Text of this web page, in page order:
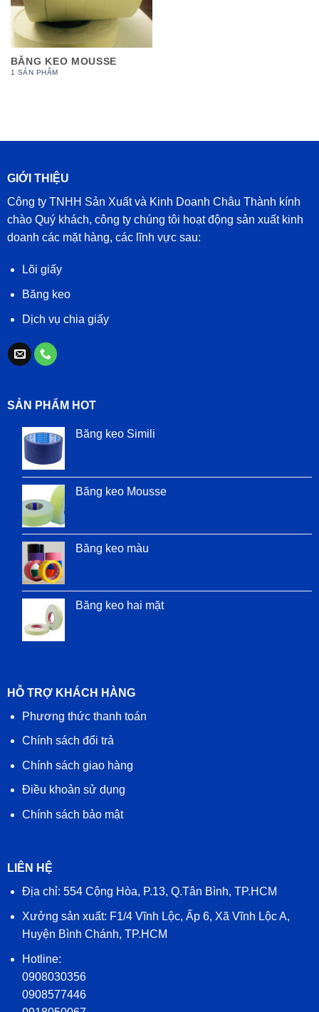
BĂNG KEO MOUSSE
1 SẢN PHẨM
GIỚI THIỆU
Công ty TNHH Sản Xuất và Kinh Doanh Châu Thành kính
chào Quý khách, công ty chúng tôi hoạt động sản xuất kinh
doanh các mặt hàng, các lĩnh vực sau:
Lõi giấy
Băng keo
Dịch vụ chia giấy
SẢN PHẨM HOT
Băng keo Simili
Băng keo Mousse
Băng keo màu
Băng keo hai mặt
HỖ TRỢ KHÁCH HÀNG
Phương thức thanh toán
Chính sách đổi trả
Chính sách giao hàng
Điều khoản sử dụng
Chính sách bảo mật
LIÊN HỆ
Địa chỉ: 554 Cộng Hòa, P.13, Q.Tân Bình, TP.HCM
Xưởng sản xuất: F1/4 Vĩnh Lộc, Ấp 6, Xã Vĩnh Lộc A,
Huyện Bình Chánh, TP.HCM
Hotline:
0908030356
0908577446